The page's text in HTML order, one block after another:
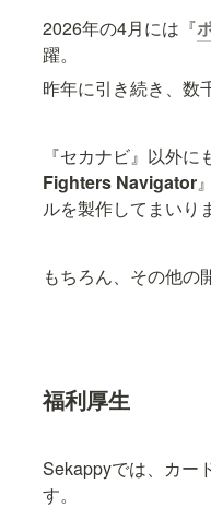
2026年の4月には『
躍。
昨年に引き続き、数
『セカナビ』以外
Fighters Navigator
ルを製作してまいり
もちろん、その他の
福利厚生
Sekappyでは、カー
す。